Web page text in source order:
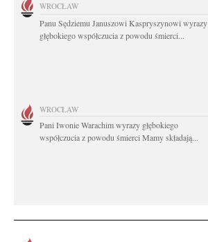
WROCŁAW
Panu Sędziemu Januszowi Kaspryszynowi wyrazy
głębokiego współczucia z powodu śmierci...
WROCŁAW
Pani Iwonie Warachim wyrazy głębokiego
współczucia z powodu śmierci Mamy składają...